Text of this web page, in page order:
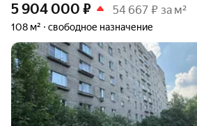
5 904 000 ₽ 54 667 ₽ за м²
108 м² свободное назначение